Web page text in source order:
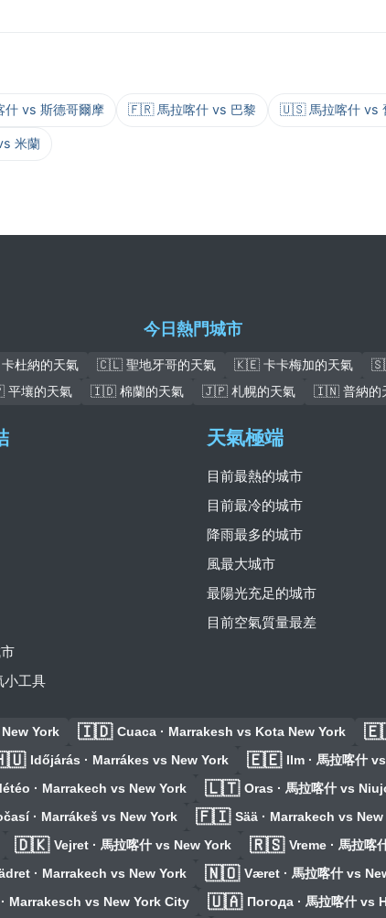
vs 斯德哥爾摩 🇫🇷 馬拉喀什 vs 巴黎 🇺🇸 馬拉喀什 vs
米蘭
今日熱門城市
杜納的天氣 🇨🇱 聖地牙哥的天氣 🇰🇪 卡卡梅加的天氣
壤的天氣
🇮🇩 棉蘭的天氣 🇯🇵 札幌的天氣 🇮🇳 普納的
小工具
天氣極端
目前最熱的城市
目前最冷的城市
降雨最多的城市
風最大城市
最陽光充足的城市
目前空氣質量最差
York 🇮🇩 Cuaca · Marrakesh vs Kota New York
Időjárás · Marrákes vs New York 🇪🇪 Ilm · 馬拉喀什
· Marrakech vs New York 🇱🇹 Oras · 馬拉喀什 vs
· Marrákeš vs New York 🇫🇮 Sää · Marrakech vs New
🇩🇰 Vejret · 馬拉喀什 vs New York 🇷🇸 Vreme · 馬拉喀
· Marrakech vs New York 🇳🇴 Været · 馬拉喀什 vs
Marrakesch vs New York City 🇺🇦 Погода · 馬拉喀什 vs